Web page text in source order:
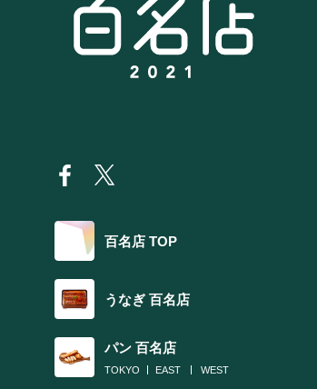
百名店 TOP
うなぎ 百名店
パン 百名店
TOKYO EAST WEST